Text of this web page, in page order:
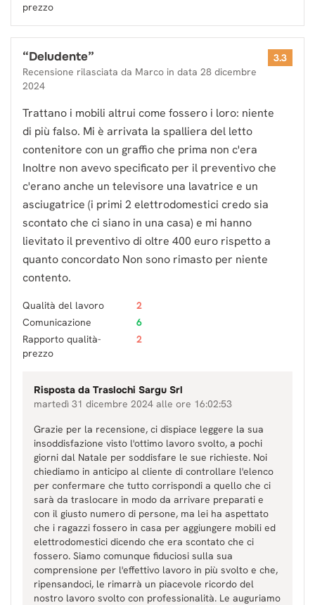
prezzo
“Deludente”
Recensione rilasciata da Marco in data 28 dicembre
2024
3.3
Trattano i mobili altrui come fossero i loro: niente
di più falso. Mi è arrivata la spalliera del letto
contenitore con un graffio che prima non c'era
Inoltre non avevo specificato per il preventivo che
c'erano anche un televisore una lavatrice e un
asciugatrice (i primi 2 elettrodomestici credo sia
scontato che ci siano in una casa) e mi hanno
lievitato il preventivo di oltre 400 euro rispetto a
quanto concordato Non sono rimasto per niente
contento.
Qualità del lavoro
2
Comunicazione
6
Rapporto qualità-
prezzo
2
Risposta da Traslochi Sargu Srl
martedì 31 dicembre 2024 alle ore 16:02:53
Grazie per la recensione, ci dispiace leggere la sua
insoddisfazione visto l'ottimo lavoro svolto, a pochi
giorni dal Natale per soddisfare le sue richieste. Noi
chiediamo in anticipo al cliente di controllare l'elenco
per confermare che tutto corrispondi a quello che ci
sarà da traslocare in modo da arrivare preparati e
con il giusto numero di persone, ma lei ha aspettato
che i ragazzi fossero in casa per aggiungere mobili ed
elettrodomestici dicendo che era scontato che ci
fossero. Siamo comunque fiduciosi sulla sua
comprensione per l'effettivo lavoro in più svolto e che,
ripensandoci, le rimarrà un piacevole ricordo del
nostro lavoro svolto con professionalità. Le auguriamo